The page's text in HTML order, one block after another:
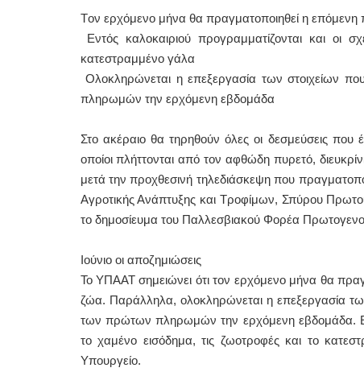
Tον ερχόμενο μήνα θα πραγματοποιηθεί η
Εντός καλοκαιριού προγραμματίζονται και οι
κατεστραμμένο γάλα
Oλοκληρώνεται η επεξεργασία των στοιχείων
πληρωμών την ερχόμενη εβδομάδα
Στο ακέραιο θα τηρηθούν όλες οι δεσμεύσεις που
οποίοι πλήττονται από τον αφθώδη πυρετό,
μετά την προχθεσινή τηλεδιάσκεψη που
Αγροτικής Ανάπτυξης και Τροφίμων, Σπύρου
το δημοσίευμα του Παλλεσβιακού Φορέα
Ιούνιο οι αποζημιώσεις
Το ΥΠΑΑΤ σημειώνει ότι τον ερχόμενο μήνα θα
ζώα. Παράλληλα, ολοκληρώνεται η επεξεργασία
των πρώτων πληρωμών την ερχόμενη εβδομάδα.
το χαμένο εισόδημα, τις ζωοτροφές και το
Υπουργείο.